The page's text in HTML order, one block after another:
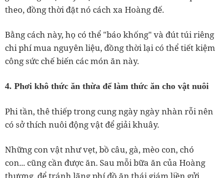
theo, đồng thời đặt nó cách xa Hoàng đế.
Bằng cách này, họ có thể "báo khống" và đút túi riêng
chi phí mua nguyên liệu, đồng thời lại có thể tiết kiệm
công sức chế biến các món ăn này.
4. Phơi khô thức ăn thừa để làm thức ăn cho vật nuôi
Phi tần, thê thiếp trong cung ngày ngày nhàn rỗi nên
có sở thích nuôi động vật để giải khuây.
Những con vật như vẹt, bồ câu, gà, mèo con, chó
con... cũng cần được ăn. Sau mỗi bữa ăn của Hoàng